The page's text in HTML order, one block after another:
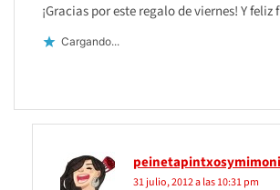
¡Gracias por este regalo de viernes! Y feliz
Cargando...
31 julio, 2012 a las 10:31 pm